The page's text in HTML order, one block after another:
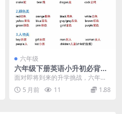
六年级
六年级下册英语小升初必背单
词与核心知识点汇总复习资料
面对即将到来的升学挑战，六年级
下册英语小升初必背单词的掌握程
度直接关系到考试成绩...
5 月前 11 1.88